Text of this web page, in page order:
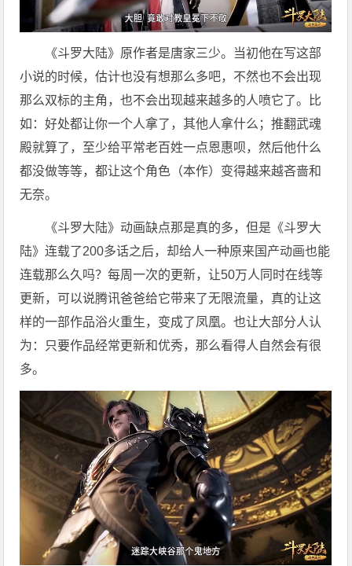
《斗罗大陆》原作者是唐家三少。当初他在写这部
小说的时候，估计也没有想那么多吧，不然也不会出现
那么双标的主角，也不会出现越来越多的人喷它了。比
如：好处都让你一个人拿了，其他人拿什么；推翻武魂
殿就算了，至少给平常老百姓一点恩惠呗，然后他什么
都没做等等，都让这个角色（本作）变得越来越吝啬和
无奈。
《斗罗大陆》动画缺点那是真的多，但是《斗罗大
陆》连载了200多话之后，却给人一种原来国产动画也能
连载那么久吗？每周一次的更新，让50万人同时在线等
更新，可以说腾讯爸爸给它带来了无限流量，真的让这
样的一部作品浴火重生，变成了凤凰。也让大部分人认
为：只要作品经常更新和优秀，那么看得人自然会有很
多。